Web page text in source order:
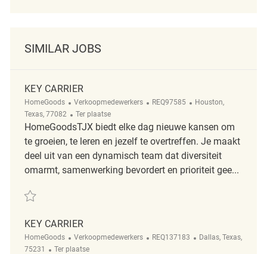
SIMILAR JOBS
KEY CARRIER
HomeGoods Categorie
Verkoopmedewerkers ReqId
REQ97585 Plaats
Houston,
Texas, 77082
Afgelegen
Ter plaatse
HomeGoodsTJX biedt elke dag nieuwe kansen om
te groeien, te leren en jezelf te overtreffen. Je maakt
deel uit van een dynamisch team dat diversiteit
omarmt, samenwerking bevordert en prioriteit gee...
Redden Key Carrier REQ97585
KEY CARRIER
HomeGoods Categorie
Verkoopmedewerkers ReqId
REQ137183 Plaats
Dallas, Texas,
75231
Afgelegen
Ter plaatse